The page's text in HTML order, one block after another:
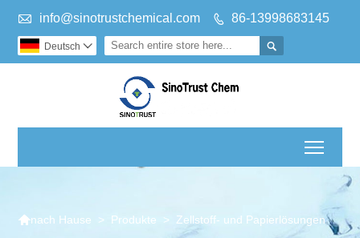
 info@sinotrustchemical.com  86-13998683145

Deutsch 
nach Hause > Produkte > Zellstoff- und Papierlösungen